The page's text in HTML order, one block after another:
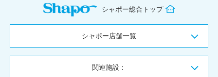
シャポー総合トップ
シャポー店舗一覧
関連施設：